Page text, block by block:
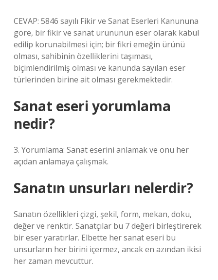
CEVAP: 5846 sayılı Fikir ve Sanat Eserleri Kanununa
göre, bir fikir ve sanat ürününün eser olarak kabul
edilip korunabilmesi için; bir fikri emeğin ürünü
olması, sahibinin özelliklerini taşıması,
biçimlendirilmiş olması ve kanunda sayılan eser
türlerinden birine ait olması gerekmektedir.
Sanat eseri yorumlama
nedir?
3. Yorumlama: Sanat eserini anlamak ve onu her
açıdan anlamaya çalışmak.
Sanatın unsurları nelerdir?
Sanatın özellikleri çizgi, şekil, form, mekan, doku,
değer ve renktir. Sanatçılar bu 7 değeri birleştirerek
bir eser yaratırlar. Elbette her sanat eseri bu
unsurların her birini içermez, ancak en azından ikisi
her zaman mevcuttur.